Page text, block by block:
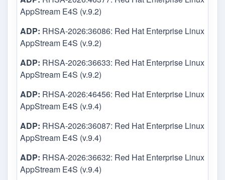
AppStream E4S (v.9.2)
ADP: RHSA-2026:36086: Red Hat Enterprise Linux
AppStream E4S (v.9.2)
ADP: RHSA-2026:36633: Red Hat Enterprise Linux
AppStream E4S (v.9.2)
ADP: RHSA-2026:46456: Red Hat Enterprise Linux
AppStream E4S (v.9.4)
ADP: RHSA-2026:36087: Red Hat Enterprise Linux
AppStream E4S (v.9.4)
ADP: RHSA-2026:36632: Red Hat Enterprise Linux
AppStream E4S (v.9.4)